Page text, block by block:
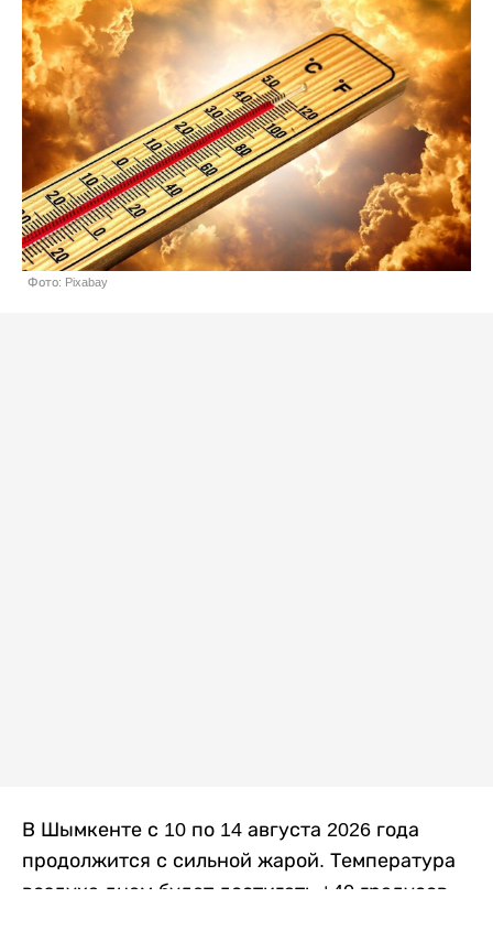
Фото: Pixabay
В Шымкенте с 10 по 14 августа 2026 года
продолжится с сильной жарой. Температура
воздуха днем будет достигать +40 градусов,